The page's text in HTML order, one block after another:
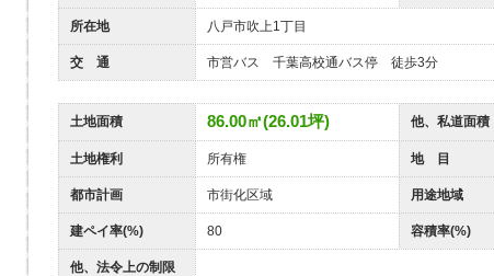
所在地 八戸市吹上1丁目
交 通 市営バス 千葉高校通バス停 徒歩3分
土地面積 86.00㎡(26.01坪) 他、私道面積
土地権利 所有権 地 目
都市計画 市街化区域 用途地域
建ペイ率(%) 80 容積率(%)
他、法令上の制限